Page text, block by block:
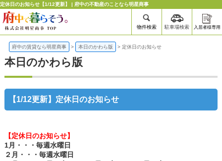
定休日のお知らせ【1/12更新】 | 府中の不動産のことなら明星商事
物件検索 駐車場検索 入居者様専用
府中の賃貸なら明星商事 > 本日のかわら版 > 定休日のお知らせ
本日のかわら版
【1/12更新】定休日のお知らせ
【定休日のお知らせ】
1月・・・毎週水曜日
２月・・・毎週水曜日